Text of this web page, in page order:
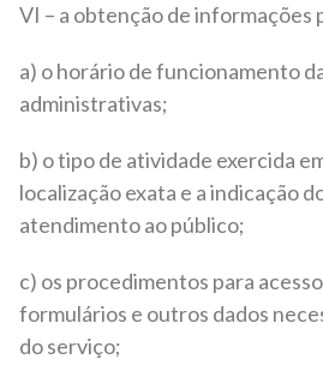
VI – a obtenção de informações
a) o horário de funcionamento
administrativas;
b) o tipo de atividade exercida
localização exata e a indicação
atendimento ao público;
c) os procedimentos para
formulários e outros dados
do serviço;